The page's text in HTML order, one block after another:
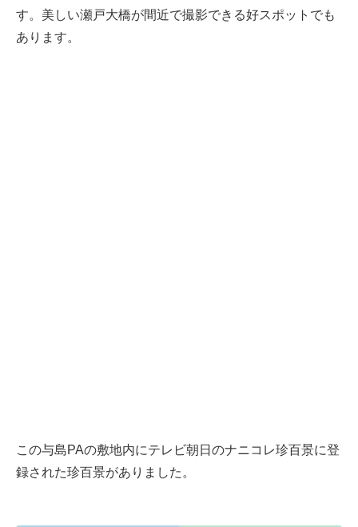
す。美しい瀬戸大橋が間近で撮影できる好スポットでも
あります。
この与島PAの敷地内にテレビ朝日のナニコレ珍百景に登
録された珍百景がありました。